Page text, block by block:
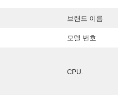
브랜드 이름
모델 번호
CPU: